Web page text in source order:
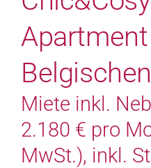
Miete inkl.
2.180 € pro
MwSt.), inkl.